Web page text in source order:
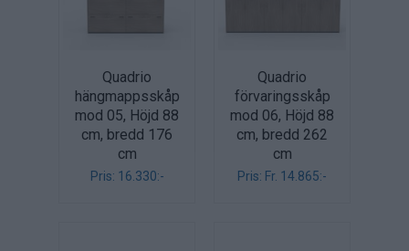
Quadrio
hängmappsskåp
mod 05, Höjd 88
cm, bredd 176
cm
Pris: 16.330:-
Quadrio
förvaringsskåp
mod 06, Höjd 88
cm, bredd 262
cm
Pris: Fr. 14.865:-